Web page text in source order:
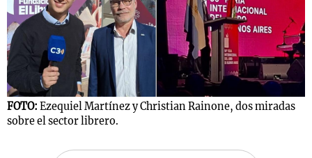
FOTO: Ezequiel Martínez y Christian Rainone, dos miradas
sobre el sector librero.
Notas
Mundial 2026
Notas
La Sole en
Cadena 3